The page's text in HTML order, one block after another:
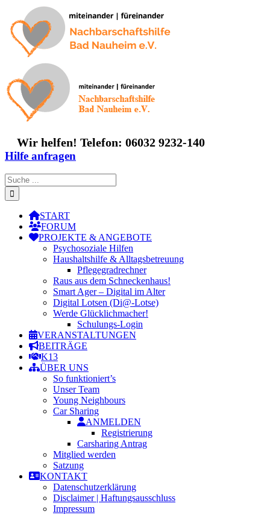
Inhalt
springen
Wir helfen! Telefon: 06032 9232-140
Hilfe anfragen
Suche
nach:
START
FORUM
PROJEKTE & ANGEBOTE
Psychosoziale Hilfen
Haushaltshilfe & Alltagsbetreuung
Pflegegradrechner
Raus aus dem Schneckenhaus!
Smart Ager – Digital im Alter
Digital Lotsen (Di@-Lotse)
Werde Glücklichmacher!
Schulungs-Login
VERANSTALTUNGEN
BEITRÄGE
K13
ÜBER UNS
So funktioniert’s
Unser Team
Young Neighbours
Car Sharing
ANMELDEN
Registrierung
Carsharing Antrag
Mitglied werden
Satzung
KONTAKT
Datenschutzerklärung
Disclaimer | Haftungsausschluss
Impressum